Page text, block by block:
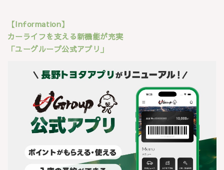
【Information】
カーライフを支える新機能が充実
「ユーグループ公式アプリ」